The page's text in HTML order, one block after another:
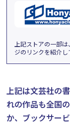
上記ストアの一部
ジのリンクを紹介し
上記は文芸社の
れの作品も全国
か、ブックサー